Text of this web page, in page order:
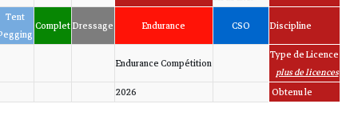
Discipline
CSO
Endurance
Dressage
Complet
Tent
Pegging
Type de Licence
plus de licences
Endurance Compétition
Obtenu le
2026